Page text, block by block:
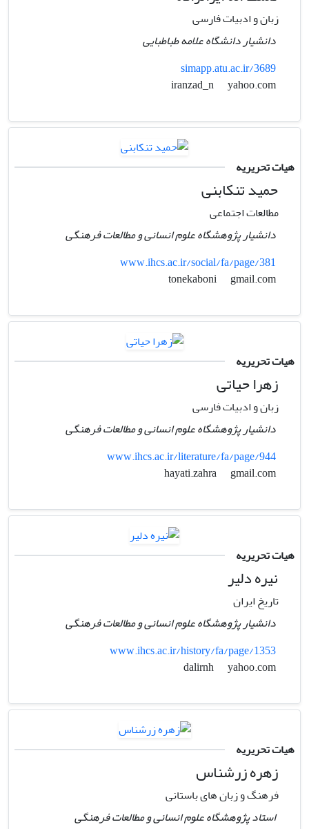
زبان و ادبیات فارسی
دانشیار دانشگاه علامه طباطبایی
simapp.atu.ac.ir/3689
yahoo.com
هیات تحریریه
حمید تنکابنی
مطالعات اجتماعی
دانشیار پژوهشگاه علوم انسانی و مطالعات فرهنگی
www.ihcs.ac.ir/social/fa/page/381
gmail.com
هیات تحریریه
زهرا حیاتی
زبان و ادبیات فارسی
دانشیار پژوهشگاه علوم انسانی و مطالعات فرهنگی
www.ihcs.ac.ir/literature/fa/page/944
gmail.com
هیات تحریریه
نیره دلیر
تاریخ ایران
دانشیار پژوهشگاه علوم انسانی و مطالعات فرهنگی
www.ihcs.ac.ir/history/fa/page/1353
yahoo.com
هیات تحریریه
زهره زرشناس
فرهنگ و زبان های باستانی
استاد پژوهشگاه علوم انسانی و مطالعات فرهنگی